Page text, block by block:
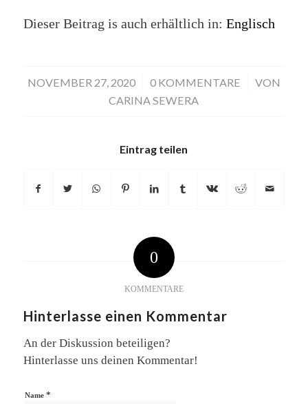
Dieser Beitrag is auch erhältlich in: Englisch
NOVEMBER 27, 2020
/ 0 KOMMENTARE
/
VON
CARINA SEWERA
Eintrag teilen
0
KOMMENTARE
Hinterlasse einen Kommentar
An der Diskussion beteiligen?
Hinterlasse uns deinen Kommentar!
Name *